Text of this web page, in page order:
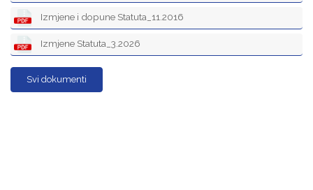
Izmjene i dopune Statuta_11.2016
Izmjene Statuta_3.2026
Svi dokumenti